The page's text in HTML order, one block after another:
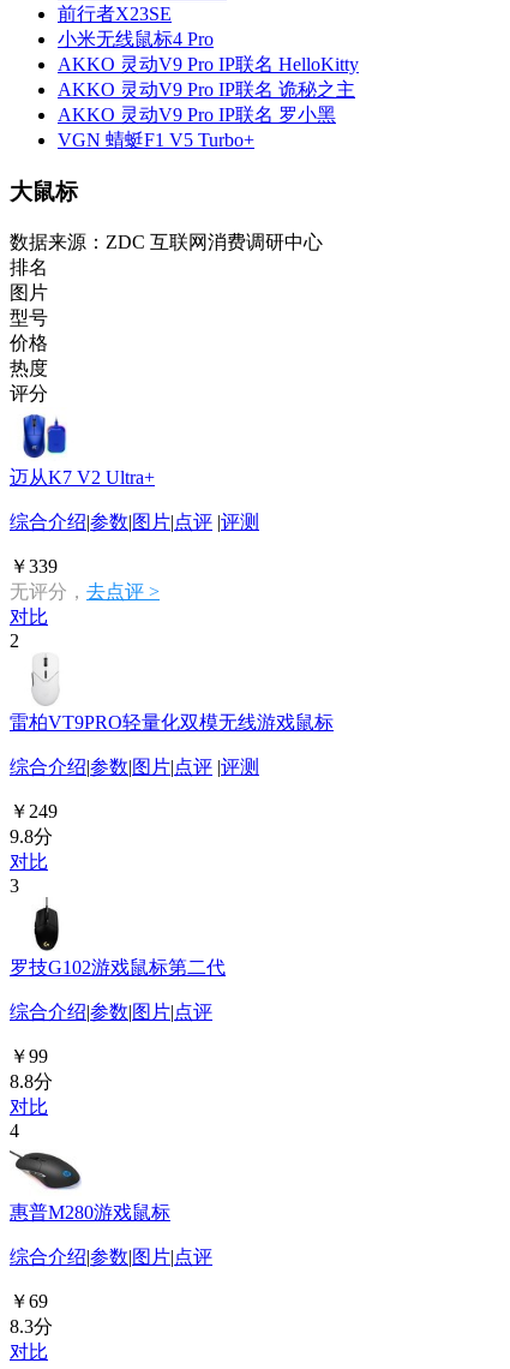
前行者X23SE
小米无线鼠标4 Pro
AKKO 灵动V9 Pro IP联名 HelloKitty
AKKO 灵动V9 Pro IP联名 诡秘之主
AKKO 灵动V9 Pro IP联名 罗小黑
VGN 蜻蜓F1 V5 Turbo+
大鼠标
数据来源：ZDC 互联网消费调研中心
排名
图片
型号
价格
热度
评分
迈从K7 V2 Ultra+
综合介绍|参数|图片|点评 |评测
￥339
无评分， 去点评 >
对比
2
雷柏VT9PRO轻量化双模无线游戏鼠标
综合介绍|参数|图片|点评 |评测
￥249
9.8分
对比
3
罗技G102游戏鼠标第二代
综合介绍|参数|图片|点评
￥99
8.8分
对比
4
惠普M280游戏鼠标
综合介绍|参数|图片|点评
￥69
8.3分
对比